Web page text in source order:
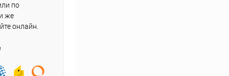
по
же
онлайн.